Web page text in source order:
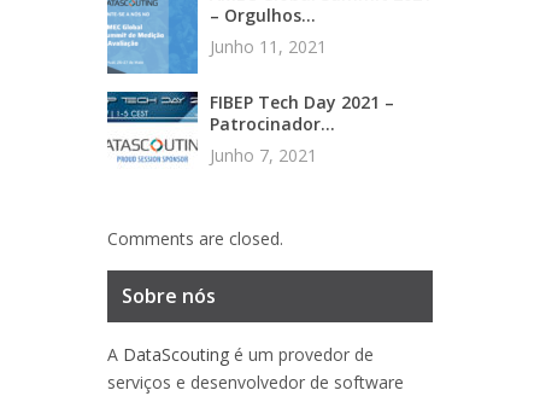
– Orgulhos...
Junho 11, 2021
FIBEP Tech Day 2021 –
Patrocinador...
Junho 7, 2021
Comments are closed.
Sobre nós
A DataScouting é um provedor de
serviços e desenvolvedor de software